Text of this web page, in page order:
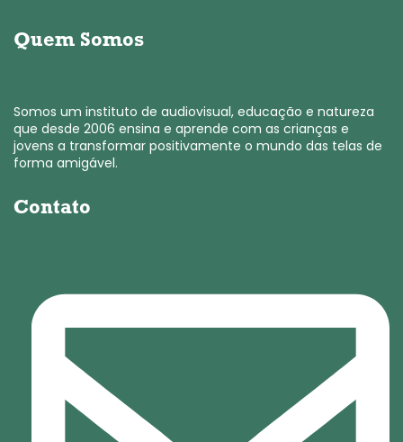
Quem Somos
Somos um instituto de audiovisual, educação e natureza
que desde 2006 ensina e aprende com as crianças e
jovens a transformar positivamente o mundo das telas de
forma amigável.
Contato